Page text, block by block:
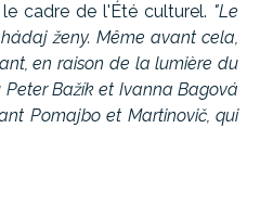
cadre de l'Été culturel. "Le
ženy. Même avant cela,
en raison de la lumière du
Bažík et Ivanna Bagová
Pomajbo et Martinovič, qui